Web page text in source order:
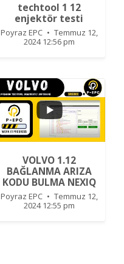
techtool 1 12
enjektör testi
Poyraz EPC
Temmuz 12,
2024 12:56 pm
0
VOLVO 1.12
BAĞLANMA ARIZA
KODU BULMA NEXIQ
Poyraz EPC
Temmuz 12,
2024 12:55 pm